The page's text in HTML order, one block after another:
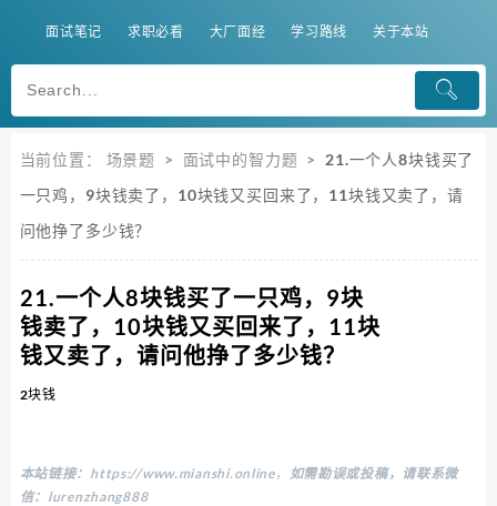
面试笔记 求职必看 大厂面经 学习路线 关于本站
当前位置： 场景题 > 面试中的智力题 > 21.一个人8块钱买了
一只鸡，9块钱卖了，10块钱又买回来了，11块钱又卖了，请
问他挣了多少钱？
21.一个人8块钱买了一只鸡，9块
钱卖了，10块钱又买回来了，11块
钱又卖了，请问他挣了多少钱？
2块钱
本站链接： https://www.mianshi.online，
如需勘误或投稿，请联系微
信：lurenzhang888